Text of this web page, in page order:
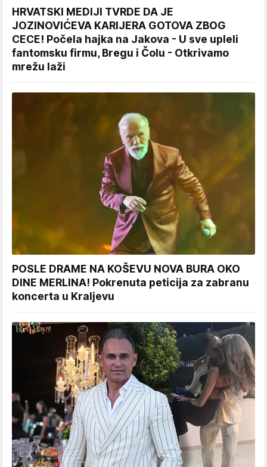
HRVATSKI MEDIJI TVRDE DA JE
JOZINOVIĆEVA KARIJERA GOTOVA ZBOG
CECE! Počela hajka na Jakova - U sve upleli
fantomsku firmu, Bregu i Čolu - Otkrivamo
mrežu laži
POSLE DRAME NA KOŠEVU NOVA BURA OKO
DINE MERLINA! Pokrenuta peticija za zabranu
koncerta u Kraljevu